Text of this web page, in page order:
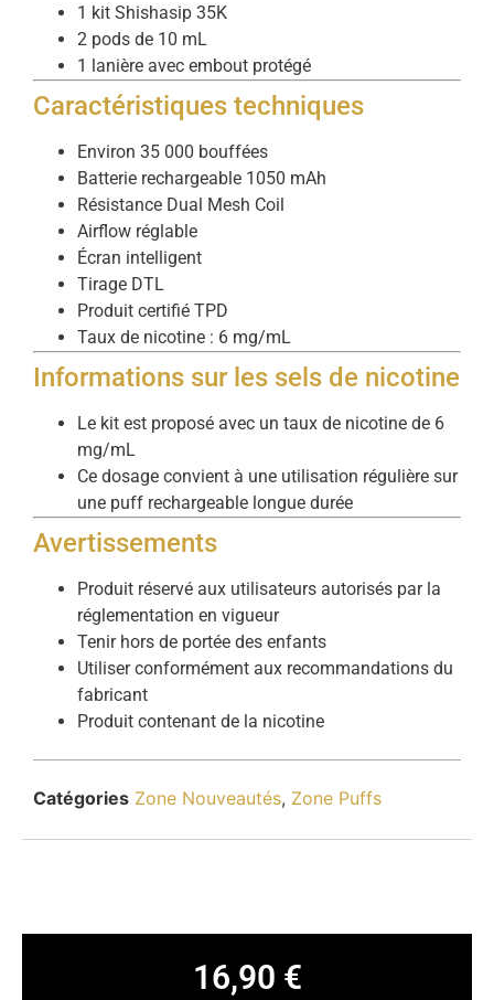
1 kit Shishasip 35K
2 pods de 10 mL
1 lanière avec embout protégé
Caractéristiques techniques
Environ 35 000 bouffées
Batterie rechargeable 1050 mAh
Résistance Dual Mesh Coil
Airflow réglable
Écran intelligent
Tirage DTL
Produit certifié TPD
Taux de nicotine : 6 mg/mL
Informations sur les sels de nicotine
Le kit est proposé avec un taux de nicotine de 6
mg/mL
Ce dosage convient à une utilisation régulière sur
une puff rechargeable longue durée
Avertissements
Produit réservé aux utilisateurs autorisés par la
réglementation en vigueur
Tenir hors de portée des enfants
Utiliser conformément aux recommandations du
fabricant
Produit contenant de la nicotine
Catégories Zone Nouveautés, Zone Puffs
16,90 €